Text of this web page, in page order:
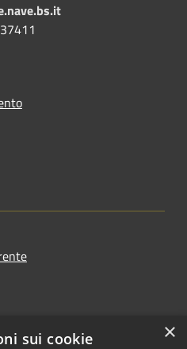
×
sui cookie